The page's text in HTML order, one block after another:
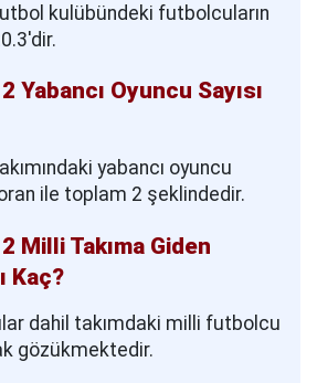
kulübündeki futbolcuların
Yabancı Oyuncu Sayısı
yabancı oyuncu
ile toplam 2 şeklindedir.
Milli Takıma Giden
Kaç?
dahil takımdaki milli futbolcu
gözükmektedir.